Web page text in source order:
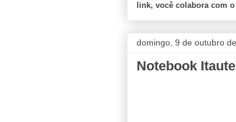
link, você colabora com
domingo, 9 de outubro
Notebook